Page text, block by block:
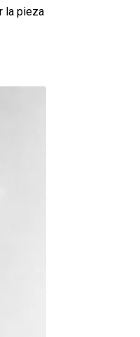
la pieza